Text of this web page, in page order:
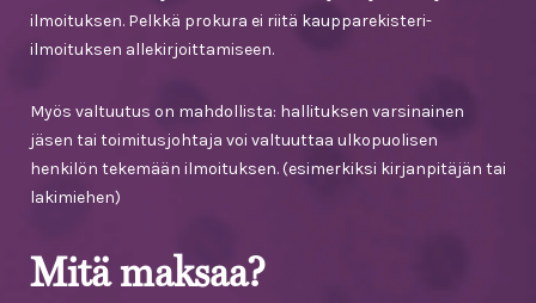
ilmoituksen. Pelkkä prokura ei riitä kaupparekisteri-
ilmoituksen allekirjoittamiseen.
Myös valtuutus on mahdollista: hallituksen varsinainen
jäsen tai toimitusjohtaja voi valtuuttaa ulkopuolisen
henkilön tekemään ilmoituksen. (esimerkiksi kirjanpitäjän tai
lakimiehen)
Mitä maksaa?